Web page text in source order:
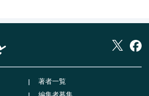
著者一覧
編集者募集